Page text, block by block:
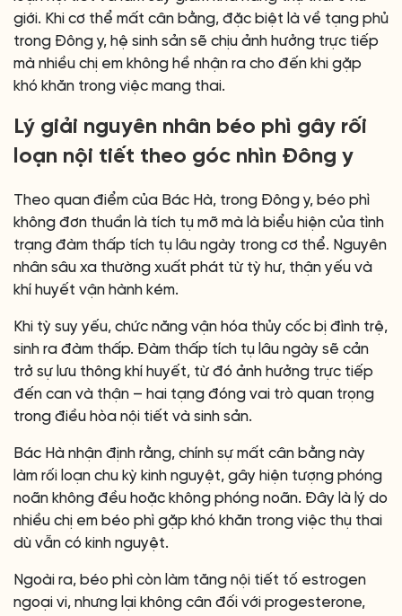
giới. Khi cơ thể mất cân bằng, đặc biệt là về tạng phủ
trong Đông y, hệ sinh sản sẽ chịu ảnh hưởng trực tiếp
mà nhiều chị em không hề nhận ra cho đến khi gặp
khó khăn trong việc mang thai.
Lý giải nguyên nhân béo phì gây rối
loạn nội tiết theo góc nhìn Đông y
Theo quan điểm của Bác Hà, trong Đông y, béo phì
không đơn thuần là tích tụ mỡ mà là biểu hiện của tình
trạng đàm thấp tích tụ lâu ngày trong cơ thể. Nguyên
nhân sâu xa thường xuất phát từ tỳ hư, thận yếu và
khí huyết vận hành kém.
Khi tỳ suy yếu, chức năng vận hóa thủy cốc bị đình trệ,
sinh ra đàm thấp. Đàm thấp tích tụ lâu ngày sẽ cản
trở sự lưu thông khí huyết, từ đó ảnh hưởng trực tiếp
đến can và thận – hai tạng đóng vai trò quan trọng
trong điều hòa nội tiết và sinh sản.
Bác Hà nhận định rằng, chính sự mất cân bằng này
làm rối loạn chu kỳ kinh nguyệt, gây hiện tượng phóng
noãn không đều hoặc không phóng noãn. Đây là lý do
nhiều chị em béo phì gặp khó khăn trong việc thụ thai
dù vẫn có kinh nguyệt.
Ngoài ra, béo phì còn làm tăng nội tiết tố estrogen
ngoại vi, nhưng lại không cân đối với progesterone,